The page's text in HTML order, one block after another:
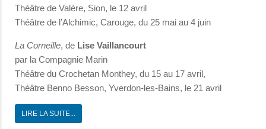
Théâtre de Valère, Sion, le 12 avril
Théâtre de l’Alchimic, Carouge, du 25 mai au 4 juin
La Corneille, de Lise Vaillancourt
par la Compagnie Marin
Théâtre du Crochetan Monthey, du 15 au 17 avril,
Théâtre Benno Besson, Yverdon-les-Bains, le 21 avril
LIRE LA SUITE...